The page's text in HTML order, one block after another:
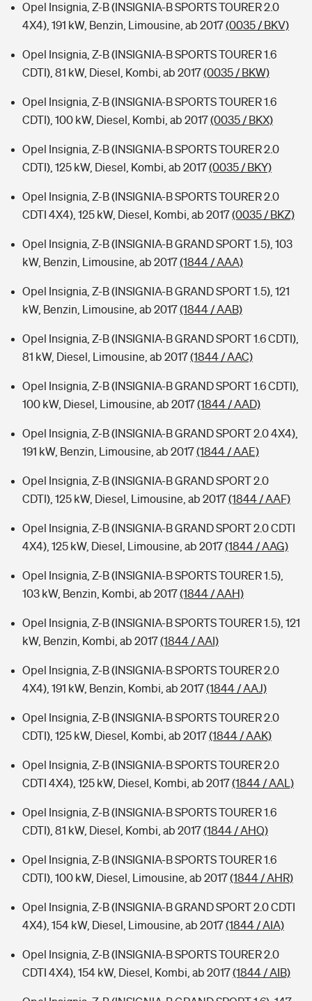
Opel Insignia, Z-B (INSIGNIA-B SPORTS TOURER 2.0
4X4), 191 kW, Benzin, Limousine, ab 2017(0035 / BKV)
Opel Insignia, Z-B (INSIGNIA-B SPORTS TOURER 1.6
CDTI), 81 kW, Diesel, Kombi, ab 2017(0035 / BKW)
Opel Insignia, Z-B (INSIGNIA-B SPORTS TOURER 1.6
CDTI), 100 kW, Diesel, Kombi, ab 2017(0035 / BKX)
Opel Insignia, Z-B (INSIGNIA-B SPORTS TOURER 2.0
CDTI), 125 kW, Diesel, Kombi, ab 2017(0035 / BKY)
Opel Insignia, Z-B (INSIGNIA-B SPORTS TOURER 2.0
CDTI 4X4), 125 kW, Diesel, Kombi, ab 2017(0035 / BKZ)
Opel Insignia, Z-B (INSIGNIA-B GRAND SPORT 1.5), 103
kW, Benzin, Limousine, ab 2017(1844 / AAA)
Opel Insignia, Z-B (INSIGNIA-B GRAND SPORT 1.5), 121
kW, Benzin, Limousine, ab 2017(1844 / AAB)
Opel Insignia, Z-B (INSIGNIA-B GRAND SPORT 1.6 CDTI),
81 kW, Diesel, Limousine, ab 2017(1844 / AAC)
Opel Insignia, Z-B (INSIGNIA-B GRAND SPORT 1.6 CDTI),
100 kW, Diesel, Limousine, ab 2017(1844 / AAD)
Opel Insignia, Z-B (INSIGNIA-B GRAND SPORT 2.0 4X4),
191 kW, Benzin, Limousine, ab 2017(1844 / AAE)
Opel Insignia, Z-B (INSIGNIA-B GRAND SPORT 2.0
CDTI), 125 kW, Diesel, Limousine, ab 2017(1844 / AAF)
Opel Insignia, Z-B (INSIGNIA-B GRAND SPORT 2.0 CDTI
4X4), 125 kW, Diesel, Limousine, ab 2017(1844 / AAG)
Opel Insignia, Z-B (INSIGNIA-B SPORTS TOURER 1.5),
103 kW, Benzin, Kombi, ab 2017(1844 / AAH)
Opel Insignia, Z-B (INSIGNIA-B SPORTS TOURER 1.5), 121
kW, Benzin, Kombi, ab 2017(1844 / AAI)
Opel Insignia, Z-B (INSIGNIA-B SPORTS TOURER 2.0
4X4), 191 kW, Benzin, Kombi, ab 2017(1844 / AAJ)
Opel Insignia, Z-B (INSIGNIA-B SPORTS TOURER 2.0
CDTI), 125 kW, Diesel, Kombi, ab 2017(1844 / AAK)
Opel Insignia, Z-B (INSIGNIA-B SPORTS TOURER 2.0
CDTI 4X4), 125 kW, Diesel, Kombi, ab 2017(1844 / AAL)
Opel Insignia, Z-B (INSIGNIA-B SPORTS TOURER 1.6
CDTI), 81 kW, Diesel, Kombi, ab 2017(1844 / AHQ)
Opel Insignia, Z-B (INSIGNIA-B SPORTS TOURER 1.6
CDTI), 100 kW, Diesel, Limousine, ab 2017(1844 / AHR)
Opel Insignia, Z-B (INSIGNIA-B GRAND SPORT 2.0 CDTI
4X4), 154 kW, Diesel, Limousine, ab 2017(1844 / AIA)
Opel Insignia, Z-B (INSIGNIA-B SPORTS TOURER 2.0
CDTI 4X4), 154 kW, Diesel, Kombi, ab 2017(1844 / AIB)